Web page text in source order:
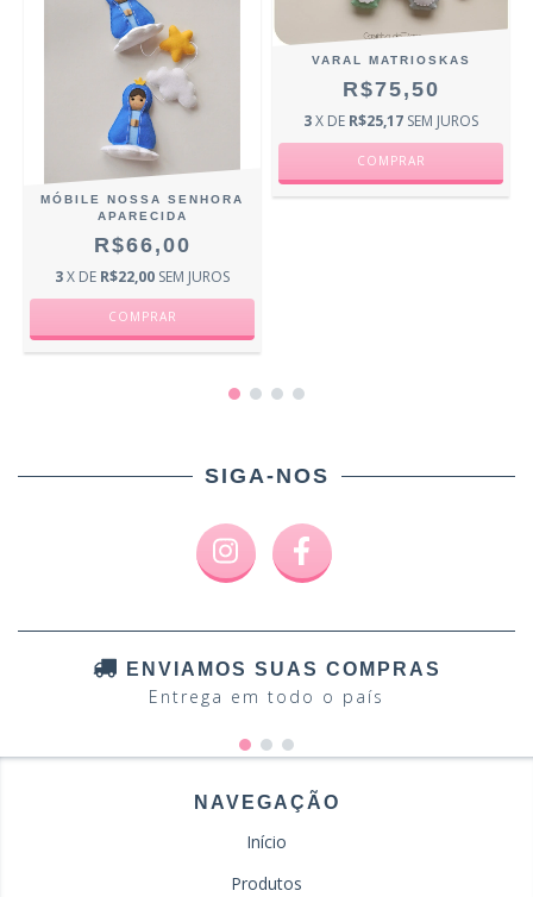
MÓBILE NOSSA SENHORA
APARECIDA
R$66,00
3X DE R$22,00 SEM JUROS
VARAL MATRIOSKAS
R$75,50
3X DE R$25,17 SEM JUROS
SIGA-NOS
ENVIAMOS SUAS COMPRAS
Entrega em todo o país
NAVEGAÇÃO
Início
Produtos